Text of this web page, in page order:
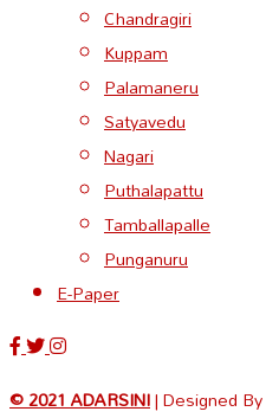
Chandragiri
Kuppam
Palamaneru
Satyavedu
Nagari
Puthalapattu
Tamballapalle
Punganuru
E-Paper
© 2021 ADARSINI| Designed By